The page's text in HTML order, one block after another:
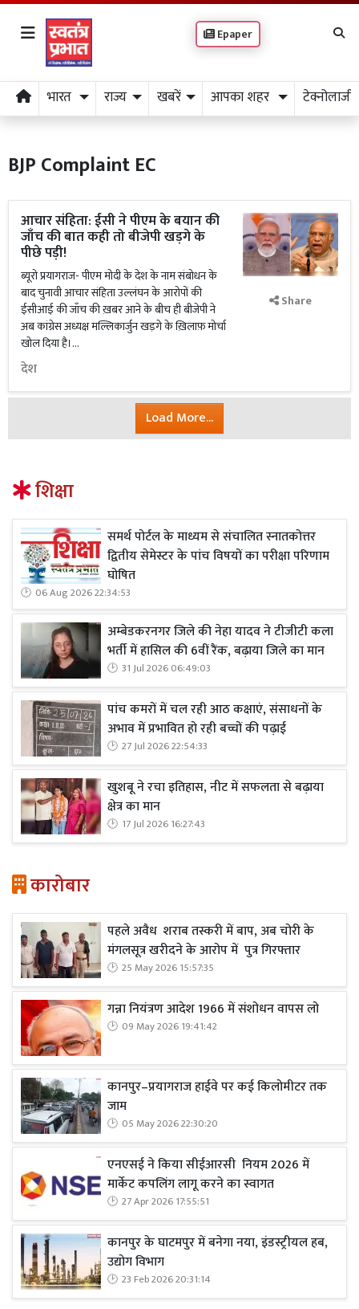
Epaper
भारत राज्य खबरें आपका शहर टेक्नोलाजी
BJP Complaint EC
आचार संहिता: ईसी ने पीएम के बयान की
जाँच की बात कही तो बीजेपी खड़गे के
पीछे पड़ी!
ब्यूरो प्रयागराज- पीएम मोदी के देश के नाम संबोधन के
बाद चुनावी आचार संहिता उल्लंघन के आरोपों की
ईसीआई की जाँच की ख़बर आने के बीच ही बीजेपी ने
अब कांग्रेस अध्यक्ष मल्लिकार्जुन खड़गे के ख़िलाफ़ मोर्चा
खोल दिया है।...
देश
Share
Load More...
शिक्षा
समर्थ पोर्टल के माध्यम से संचालित स्नातकोत्तर
द्वितीय सेमेस्टर के पांच विषयों का परीक्षा परिणाम
घोषित
06 Aug 2026 22:34:53
अम्बेडकरनगर जिले की नेहा यादव ने टीजीटी कला
भर्ती में हासिल की 6वीं रैंक, बढ़ाया जिले का मान
31 Jul 2026 06:49:03
पांच कमरों में चल रही आठ कक्षाएं, संसाधनों के
अभाव में प्रभावित हो रही बच्चों की पढ़ाई
27 Jul 2026 22:54:33
खुशबू ने रचा इतिहास, नीट में सफलता से बढ़ाया
क्षेत्र का मान
17 Jul 2026 16:27:43
कारोबार
पहले अवैध शराब तस्करी में बाप, अब चोरी के
मंगलसूत्र खरीदने के आरोप में पुत्र गिरफ्तार
25 May 2026 15:57:35
गन्ना नियंत्रण आदेश 1966 में संशोधन वापस लो
09 May 2026 19:41:42
कानपुर–प्रयागराज हाईवे पर कई किलोमीटर तक
जाम
05 May 2026 22:30:20
एनएसई ने किया सीईआरसी नियम 2026 में
मार्केट कपलिंग लागू करने का स्वागत
27 Apr 2026 17:55:51
कानपुर के घाटमपुर में बनेगा नया, इंडस्ट्रीयल हब,
उद्योग विभाग
23 Feb 2026 20:31:14